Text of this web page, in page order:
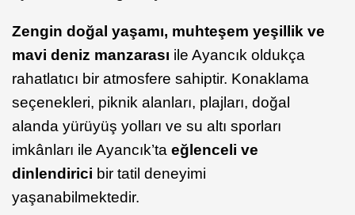
Zengin doğal yaşamı, muhteşem yeşillik ve
mavi deniz manzarası ile Ayancık oldukça
rahatlatıcı bir atmosfere sahiptir. Konaklama
seçenekleri, piknik alanları, plajları, doğal
alanda yürüyüş yolları ve su altı sporları
imkânları ile Ayancık’ta eğlenceli ve
dinlendirici bir tatil deneyimi
yaşanabilmektedir.